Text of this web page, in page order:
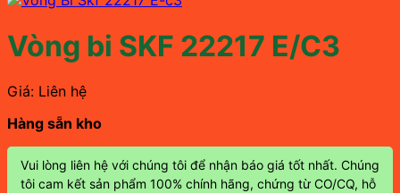
Vòng bi SKF 22217 E/C3
Giá: Liên hệ
Hàng sẵn kho
Vui lòng liên hệ với chúng tôi để nhận báo giá tốt nhất. Chúng
tôi cam kết sản phẩm 100% chính hãng, chứng từ CO/CQ, hỗ